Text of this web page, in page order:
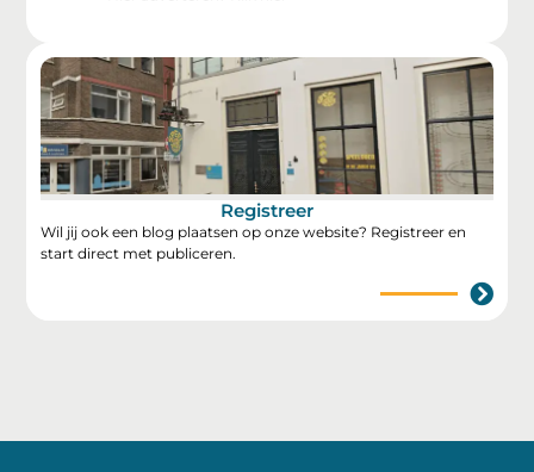
Registreer
Wil jij ook een blog plaatsen op onze website? Registreer en
start direct met publiceren.